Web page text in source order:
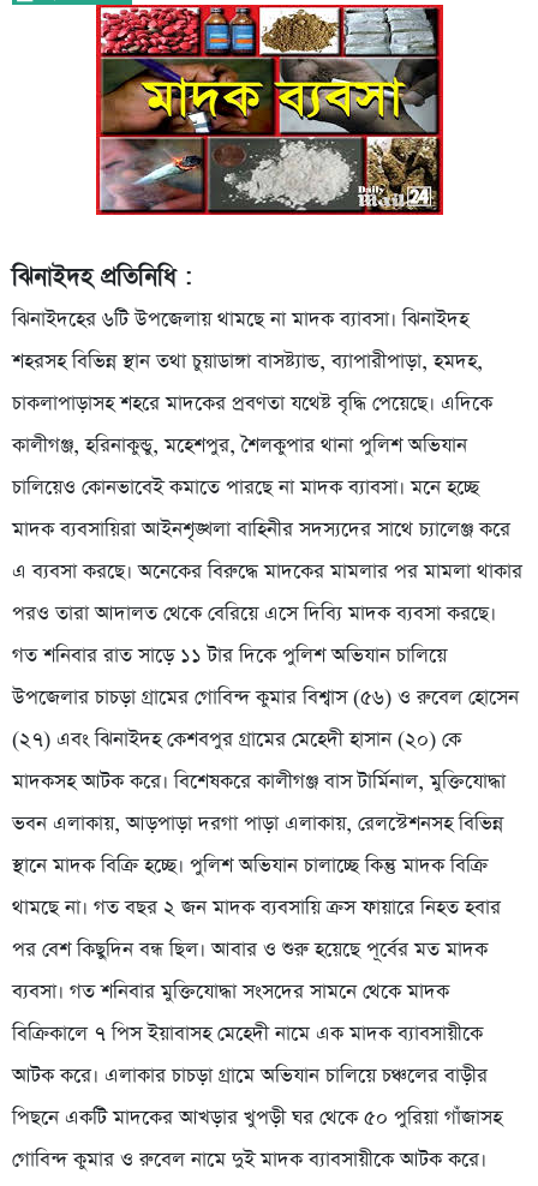
ঝিনাইদহ প্রতিনিধি :
ঝিনাইদহের ৬টি উপজেলায় থামছে না মাদক ব্যাবসা। ঝিনাইদহ
শহরসহ বিভিন্ন স্থান তথা চুয়াডাঙ্গা বাসষ্ট্যান্ড, ব্যাপারীপাড়া, হমদহ,
চাকলাপাড়াসহ শহরে মাদকের প্রবণতা যথেষ্ট বৃদ্ধি পেয়েছে। এদিকে
কালীগঞ্জ, হরিনাকুন্ডু, মহেশপুর, শৈলকুপার থানা পুলিশ অভিযান
চালিয়েও কোনভাবেই কমাতে পারছে না মাদক ব্যাবসা। মনে হচ্ছে
মাদক ব্যবসায়িরা আইনশৃঙ্খলা বাহিনীর সদস্যদের সাথে চ্যালেঞ্জ করে
এ ব্যবসা করছে। অনেকের বিরুদ্ধে মাদকের মামলার পর মামলা থাকার
পরও তারা আদালত থেকে বেরিয়ে এসে দিব্যি মাদক ব্যবসা করছে।
গত শনিবার রাত সাড়ে ১১ টার দিকে পুলিশ অভিযান চালিয়ে
উপজেলার চাচড়া গ্রামের গোবিন্দ কুমার বিশ্বাস (৫৬) ও রুবেল হোসেন
(২৭) এবং ঝিনাইদহ কেশবপুর গ্রামের মেহেদী হাসান (২০) কে
মাদকসহ আটক করে। বিশেষকরে কালীগঞ্জ বাস টার্মিনাল, মুক্তিযোদ্ধা
ভবন এলাকায়, আড়পাড়া দরগা পাড়া এলাকায়, রেলস্টেশনসহ বিভিন্ন
স্থানে মাদক বিক্রি হচ্ছে। পুলিশ অভিযান চালাচ্ছে কিন্তু মাদক বিক্রি
থামছে না। গত বছর ২ জন মাদক ব্যবসায়ি ক্রস ফায়ারে নিহত হবার
পর বেশ কিছুদিন বন্ধ ছিল। আবার ও শুরু হয়েছে পূর্বের মত মাদক
ব্যবসা। গত শনিবার মুক্তিযোদ্ধা সংসদের সামনে থেকে মাদক
বিক্রিকালে ৭ পিস ইয়াবাসহ মেহেদী নামে এক মাদক ব্যাবসায়ীকে
আটক করে। এলাকার চাচড়া গ্রামে অভিযান চালিয়ে চঞ্চলের বাড়ীর
পিছনে একটি মাদকের আখড়ার খুপড়ী ঘর থেকে ৫০ পুরিয়া গাঁজাসহ
গোবিন্দ কুমার ও রুবেল নামে দুই মাদক ব্যাবসায়ীকে আটক করে।